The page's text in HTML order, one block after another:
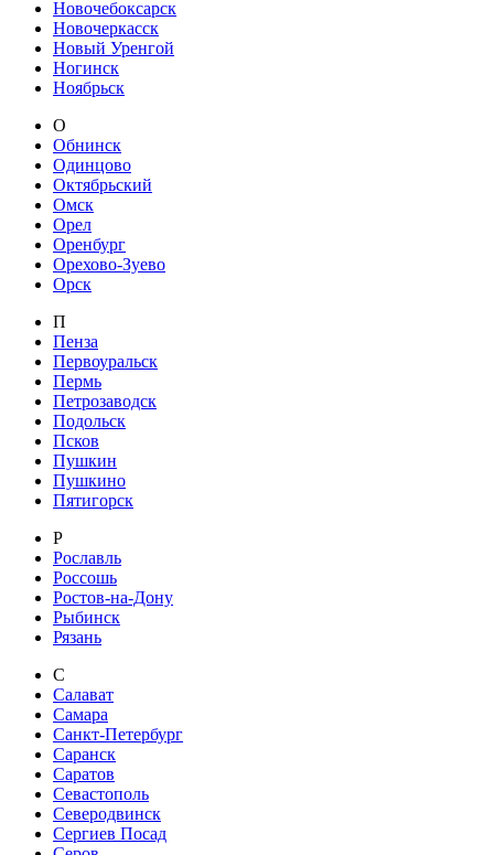
Новочебоксарск
Новочеркасск
Новый Уренгой
Ногинск
Ноябрьск
О
Обнинск
Одинцово
Октябрьский
Омск
Орел
Оренбург
Орехово-Зуево
Орск
П
Пенза
Первоуральск
Пермь
Петрозаводск
Подольск
Псков
Пушкин
Пушкино
Пятигорск
Р
Рославль
Россошь
Ростов-на-Дону
Рыбинск
Рязань
С
Салават
Самара
Санкт-Петербург
Саранск
Саратов
Севастополь
Северодвинск
Сергиев Посад